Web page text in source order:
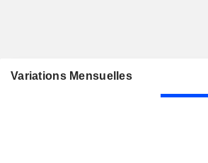
Variations Mensuelles